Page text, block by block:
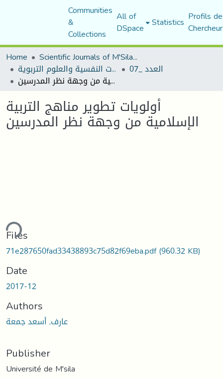
Communities
&
Collections
All of
DSpace Statistics Profils
Home
Scientific Journals of M'Sila University
مجلة الجامع في الدراسات النفسية والعلوم التربوية العدد _07
أولويات تطوير مناهج التربية الإسلامية من وجهة نظر المدرسين
أولويات تطوير مناهج التربية
الإسلامية من وجهة نظر المدرسين
Files
71e287650fad33438893c75d82f69eba.pdf(960.32 KB)
Date
2017-12
Authors
عارف, أسعد جمعة
Publisher
Université de M'sila